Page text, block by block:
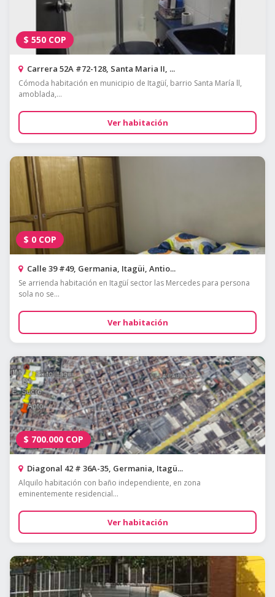
$ 550 COP
Carrera 52A #72-128, Santa Maria II, ...
Cómoda habitación en municipio de Itagüí, barrio Santa María ll,
amoblada,...
Ver habitación
$ 0 COP
Calle 39 #49, Germania, Itagüi, Antio...
Se arrienda habitación en Itagüí sector las Mercedes para persona
sola no se...
Ver habitación
$ 700.000 COP
Diagonal 42 # 36A-35, Germania, Itagü...
Alquilo habitación con baño independiente, en zona
eminentemente residencial...
Ver habitación